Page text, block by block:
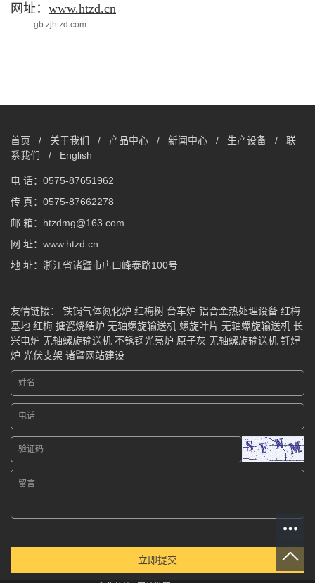
网址： www.htzd.cn
gb.zjhtzd.com
首页 / 关于我们 / 产品中心 / 新闻中心 / 生产设备 / 联
系我们
/ English
电 话：0575-87651962
传 真：0575-87662278
邮 箱：htzdmg@163.com
网 址：www.htzd.cn
地 址：浙江省诸暨市店口峰泰路100号
友情链接： 铁锅气体氮化炉 红梅树 台车炉 铝合金热处理设备 红梅
基地 红梅 搪瓷烧结炉 无轴螺旋输送机 螺旋叶片 无轴螺旋输送机 长
兴电炉 无轴螺旋输送机 不锈钢光亮炉 原子灰 无轴螺旋输送机 钎焊
炉 光伏支架 诸暨网站建设